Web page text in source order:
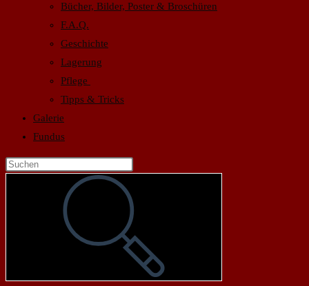
Bücher, Bilder, Poster & Broschüren
F.A.Q.
Geschichte
Lagerung
Pflege
Tipps & Tricks
Galerie
Fundus